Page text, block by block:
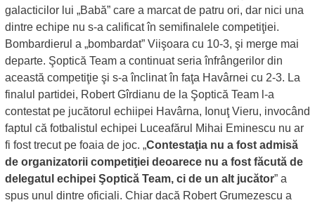
galacticilor lui „Babă” care a marcat de patru ori, dar nici una
dintre echipe nu s-a calificat în semifinalele competiţiei.
Bombardierul a „bombardat” Viişoara cu 10-3, şi merge mai
departe. Şoptică Team a continuat seria înfrângerilor din
această competiţie şi s-a înclinat în faţa Havârnei cu 2-3. La
finalul partidei, Robert Gîrdianu de la Şoptică Team l-a
contestat pe jucătorul echiipei Havârna, Ionuţ Vieru, invocând
faptul că fotbalistul echipei Luceafărul Mihai Eminescu nu ar
fi fost trecut pe foaia de joc. „Contestaţia nu a fost admisă
de organizatorii competiţiei deoarece nu a fost făcută de
delegatul echipei Şoptică Team, ci de un alt jucător” a
spus unul dintre oficiali. Chiar dacă Robert Grumezescu a